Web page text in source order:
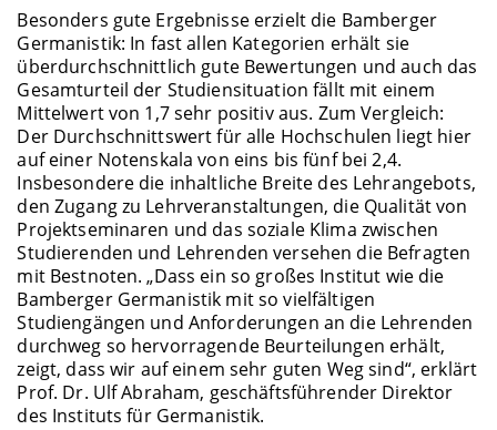
Besonders gute Ergebnisse erzielt die Bamberger
Germanistik: In fast allen Kategorien erhält sie
überdurchschnittlich gute Bewertungen und auch das
Gesamturteil der Studiensituation fällt mit einem
Mittelwert von 1,7 sehr positiv aus. Zum Vergleich:
Der Durchschnittswert für alle Hochschulen liegt hier
auf einer Notenskala von eins bis fünf bei 2,4.
Insbesondere die inhaltliche Breite des Lehrangebots,
den Zugang zu Lehrveranstaltungen, die Qualität von
Projektseminaren und das soziale Klima zwischen
Studierenden und Lehrenden versehen die Befragten
mit Bestnoten. „Dass ein so großes Institut wie die
Bamberger Germanistik mit so vielfältigen
Studiengängen und Anforderungen an die Lehrenden
durchweg so hervorragende Beurteilungen erhält,
zeigt, dass wir auf einem sehr guten Weg sind“, erklärt
Prof. Dr. Ulf Abraham, geschäftsführender Direktor
des Instituts für Germanistik.